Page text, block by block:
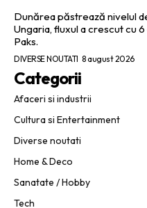
Dunărea păstrează nivelul
Ungaria, fluxul a crescut cu
Paks.
DIVERSE NOUTATI 8 august 2026
Categorii
Afaceri si industrii
Cultura si Entertainment
Diverse noutati
Home & Deco
Sanatate / Hobby
Tech